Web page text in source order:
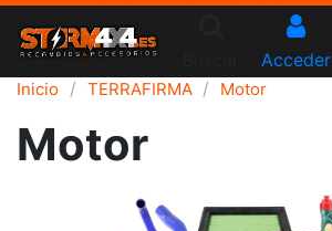
Acceder
Inicio TERRAFIRMA Motor
Motor